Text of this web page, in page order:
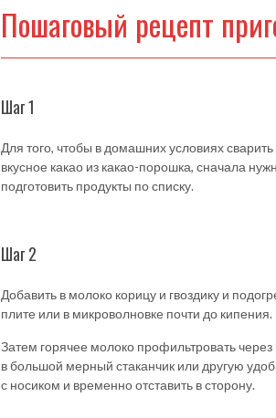
Пошаговый рецепт
Шаг 1
Для того, чтобы в домашних условиях
вкусное какао из какао-порошка, сначала
подготовить продукты по списку.
Шаг 2
Добавить в молоко корицу и гвоздику и
плите или в микроволновке почти до кипения.
Затем горячее молоко профильтровать через
в большой мерный стаканчик или другую
с носиком и временно отставить в сторону.